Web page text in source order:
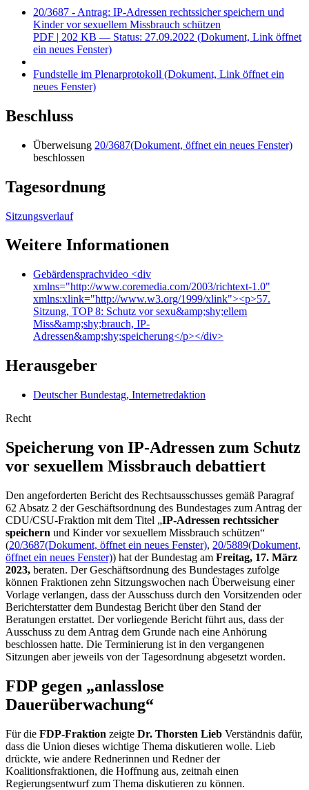
20/3687 - Antrag: IP-Adressen rechtssicher speichern und
Kinder vor sexuellem Missbrauch schützen
PDF | 202 KB — Status: 27.09.2022 (Dokument, Link öffnet
ein neues Fenster)
Fundstelle im Plenarprotokoll (Dokument, Link öffnet ein
neues Fenster)
Beschluss
Überweisung 20/3687(Dokument, öffnet ein neues Fenster)
beschlossen
Tagesordnung
Sitzungsverlauf
Weitere Informationen
Gebärdensprachvideo <div
xmlns="http://www.coremedia.com/2003/richtext-1.0"
xmlns:xlink="http://www.w3.org/1999/xlink"><p>57.
Sitzung, TOP 8: Schutz vor sexu&amp;shy;ellem
Miss&amp;shy;brauch, IP-
Adressen&amp;shy;speicherung</p></div>
Herausgeber
Deutscher Bundestag, Internetredaktion
Recht
Speicherung von IP-Adressen zum Schutz
vor sexuellem Missbrauch debattiert
Den angeforderten Bericht des Rechtsausschusses gemäß Paragraf
62 Absatz 2 der Geschäftsordnung des Bundestages zum Antrag der
CDU/CSU-Fraktion mit dem Titel „IP-Adressen rechtssicher
speichern und Kinder vor sexuellem Missbrauch schützen“
(20/3687(Dokument, öffnet ein neues Fenster), 20/5889(Dokument,
öffnet ein neues Fenster)) hat der Bundestag am Freitag, 17. März
2023, beraten. Der Geschäftsordnung des Bundestages zufolge
können Fraktionen zehn Sitzungswochen nach Überweisung einer
Vorlage verlangen, dass der Ausschuss durch den Vorsitzenden oder
Berichterstatter dem Bundestag Bericht über den Stand der
Beratungen erstattet. Der vorliegende Bericht führt aus, dass der
Ausschuss zu dem Antrag dem Grunde nach eine Anhörung
beschlossen hatte. Die Terminierung ist in den vergangenen
Sitzungen aber jeweils von der Tagesordnung abgesetzt worden.
FDP gegen „anlasslose
Dauerüberwachung“
Für die FDP-Fraktion zeigte Dr. Thorsten Lieb Verständnis dafür,
dass die Union dieses wichtige Thema diskutieren wolle. Lieb
drückte, wie andere Rednerinnen und Redner der
Koalitionsfraktionen, die Hoffnung aus, zeitnah einen
Regierungsentwurf zum Thema diskutieren zu können.